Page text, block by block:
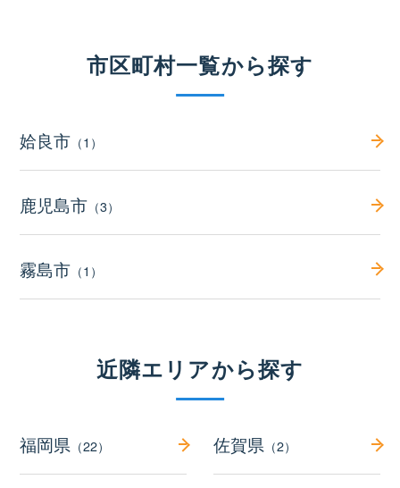
市区町村一覧から探す
姶良市 （1）
鹿児島市 （3）
霧島市 （1）
近隣エリアから探す
福岡県 （22） 佐賀県（2）